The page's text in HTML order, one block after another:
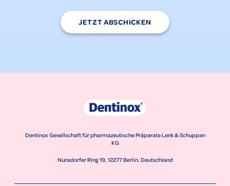
JETZT ABSCHICKEN
Dentinox Gesellschaft für pharmazeutische Präparate Lenk & Schuppan
KG
Nunsdorfer Ring 19, 12277 Berlin, Deutschland